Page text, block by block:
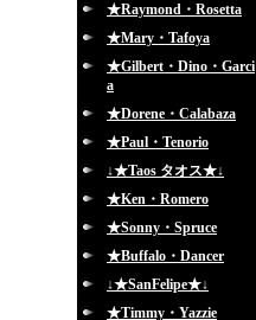
★Raymond・Rosetta
★Mary・Tafoya
★Gilbert・Dino・Garci
a
★Dorene・Calabaza
★Paul・Tenorio
↓★Taos タオス★↓
★Ken・Romero
★Sonny・Spruce
★Buffalo・Dancer
↓★SanFelipe★↓
★Timmy・Yazzie